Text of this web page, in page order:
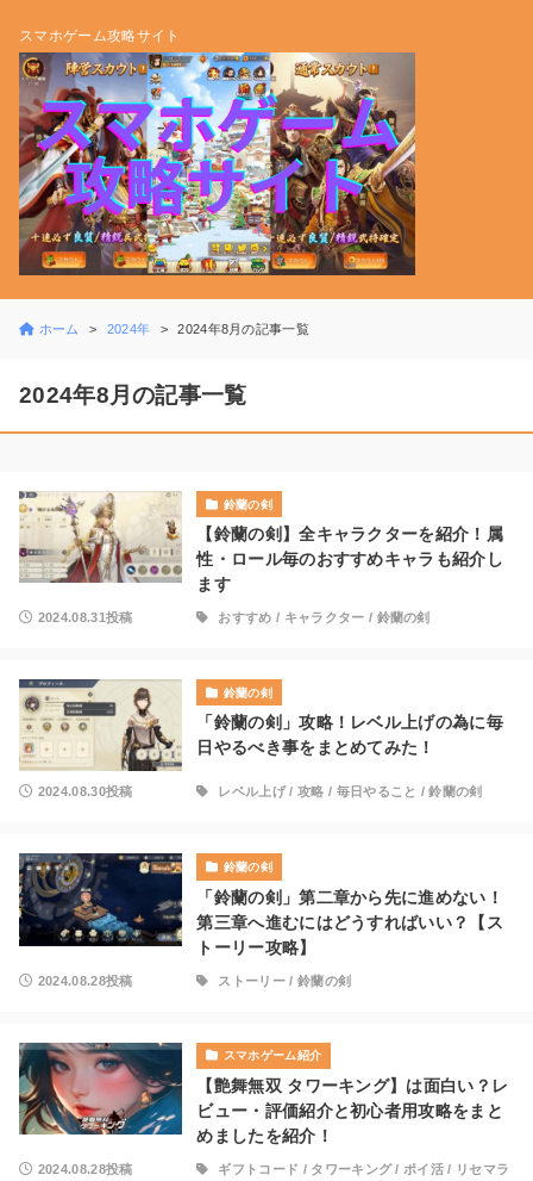
スマホゲーム攻略サイト
ホーム 2024年 2024年8月の記事一覧
2024年8月の記事一覧
鈴蘭の剣
【鈴蘭の剣】全キャラクターを紹介！属
性・ロール毎のおすすめキャラも紹介し
ます
2024.08.31投稿 おすすめ / キャラクター / 鈴蘭の剣
鈴蘭の剣
「鈴蘭の剣」攻略！レベル上げの為に毎
日やるべき事をまとめてみた！
2024.08.30投稿 レベル上げ/ 攻略 / 毎日やること /鈴蘭の剣
鈴蘭の剣
「鈴蘭の剣」第二章から先に進めない！
第三章へ進むにはどうすればいい？【ス
トーリー攻略】
2024.08.28投稿 ストーリー/ 鈴蘭の剣
スマホゲーム紹介
【艶舞無双 タワーキング】は面白い？レ
ビュー・評価紹介と初心者用攻略をまと
めましたを紹介！
2024.08.28投稿 ギフトコード / タワーキング/ ポイ活 / リセマラ